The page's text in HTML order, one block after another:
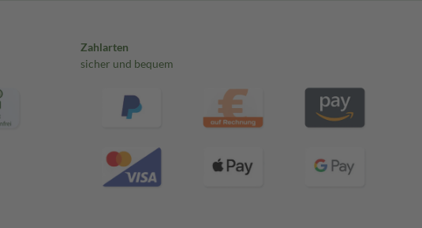
Zahlarten
sicher und bequem